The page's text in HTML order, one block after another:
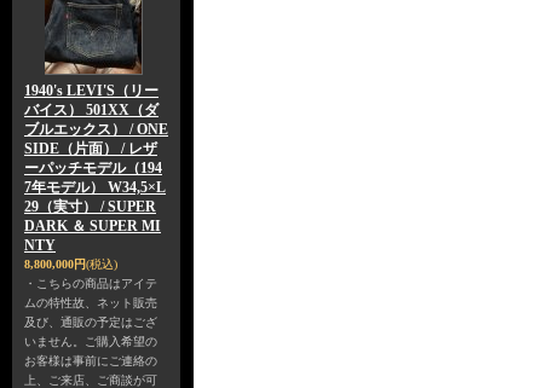
1940's LEVI'S（リー
バイス） 501XX（ダ
ブルエックス） / ONE
SIDE（片面） / レザ
ーパッチモデル（194
7年モデル） W34,5×L
29（実寸） / SUPER
DARK ＆ SUPER MI
NTY
8,800,000円(税込)
・こちらの商品はアイテ
ムの特性故、ネット販売
及び、通販の予定はござ
いません。ご購入希望の
お客様は事前にご連絡の
上、ご来店、ご商談が可